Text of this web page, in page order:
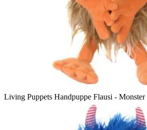
Living Puppets Handpuppe Flausi - Monster